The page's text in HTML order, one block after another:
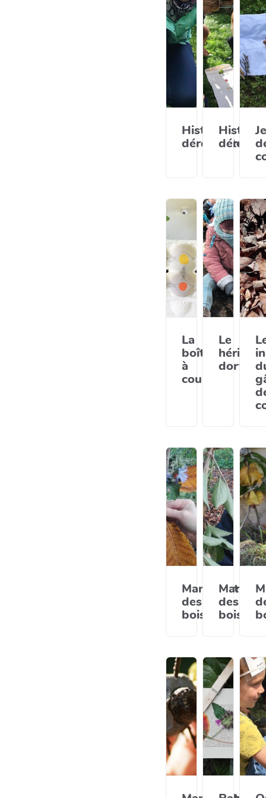
Histoire
déroulante
Histoire
La
boîte
à
couleurs
Le
hérisson
dort...
Marionnette
des
bois
des
bois